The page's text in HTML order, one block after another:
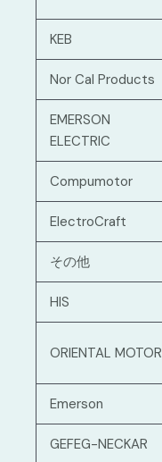
KEB
Nor Cal Products
EMERSON
ELECTRIC
Compumotor
ElectroCraft
その他
HIS
ORIENTAL MOTOR
Emerson
GEFEG-NECKAR